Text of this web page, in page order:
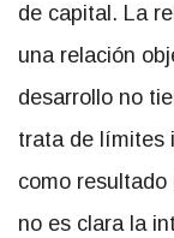
de capital. La
una relación
desarrollo no
trata de límites
como
no es clara la